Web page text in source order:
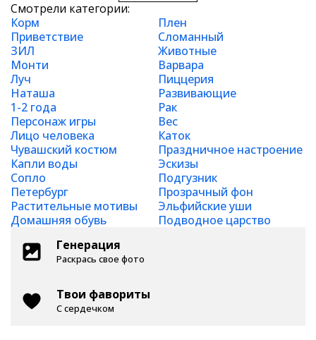
Смотрели категории:
Корм
Плен
Приветствие
Сломанный
ЗИЛ
Животные
Монти
Варвара
Луч
Пиццерия
Наташа
Развивающие
1-2 года
Рак
Персонаж игры
Вес
Лицо человека
Каток
Чувашский костюм
Праздничное настроение
Капли воды
Эскизы
Сопло
Подгузник
Петербург
Прозрачный фон
Растительные мотивы
Эльфийские уши
Домашняя обувь
Подводное царство
Генерация
Раскрась свое фото
Твои фавориты
С сердечком